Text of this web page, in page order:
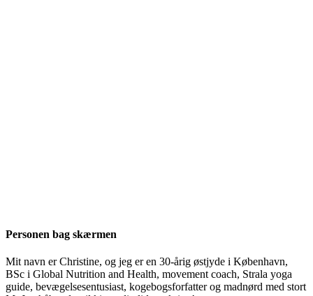
Personen bag skærmen
Mit navn er Christine, og jeg er en 30-årig østjyde i København,
BSc i Global Nutrition and Health, movement coach, Strala yoga
guide, bevægelsesentusiast, kogebogsforfatter og madnørd med stort